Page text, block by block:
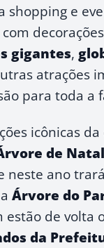
shopping e
gigantes,
atrações
para toda a
icônicas
de
neste ano
Árvore do
estão de volta
da